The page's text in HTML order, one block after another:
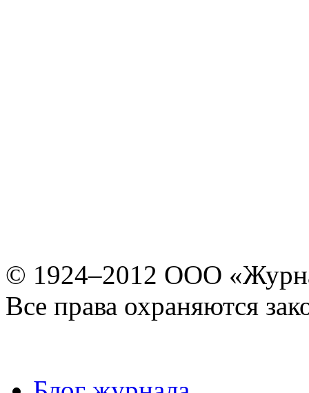
© 1924–2012 ООО
Все права охраняются